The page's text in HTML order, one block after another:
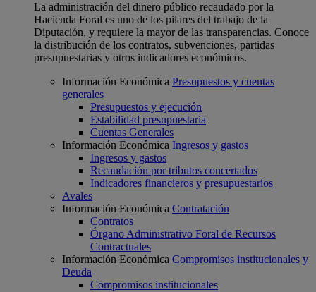
La administración del dinero público recaudado por la
Hacienda Foral es uno de los pilares del trabajo de la
Diputación, y requiere la mayor de las transparencias. Conoce
la distribución de los contratos, subvenciones, partidas
presupuestarias y otros indicadores económicos.
Información Económica Presupuestos y cuentas
generales
Presupuestos y ejecución
Estabilidad presupuestaria
Cuentas Generales
Información Económica Ingresos y gastos
Ingresos y gastos
Recaudación por tributos concertados
Indicadores financieros y presupuestarios
Avales
Información Económica Contratación
Contratos
Órgano Administrativo Foral de Recursos
Contractuales
Información Económica Compromisos institucionales y
Deuda
Compromisos institucionales